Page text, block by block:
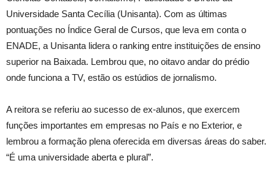
Universidade Santa Cecília (Unisanta). Com as últimas
pontuações no Índice Geral de Cursos, que leva em conta o
ENADE, a Unisanta lidera o ranking entre instituições de ensino
superior na Baixada. Lembrou que, no oitavo andar do prédio
onde funciona a TV, estão os estúdios de jornalismo.
A reitora se referiu ao sucesso de ex-alunos, que exercem
funções importantes em empresas no País e no Exterior, e
lembrou a formação plena oferecida em diversas áreas do saber.
“É uma universidade aberta e plural”.